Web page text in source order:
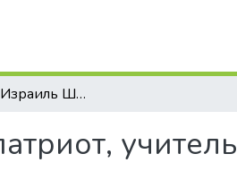
Горфинкель Израиль Шмеерович. Ученый, патриот, учитель
учитель